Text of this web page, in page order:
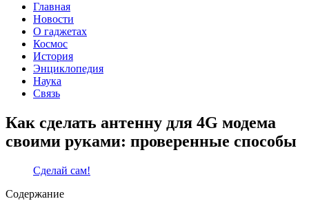
Главная
Новости
О гаджетах
Космос
История
Энциклопедия
Наука
Связь
Как сделать антенну для 4G модема
своими руками: проверенные способы
Сделай сам!
Содержание